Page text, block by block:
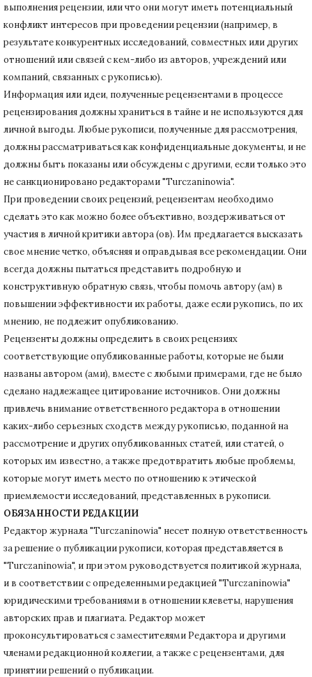
выполнения рецензии, или что они могут иметь потенциальный
конфликт интересов при проведении рецензии (например, в
результате конкурентных исследований, совместных или других
отношений или связей с кем-либо из авторов, учреждений или
компаний, связанных с рукописью).
Информация или идеи, полученные рецензентами в процессе
рецензирования должны храниться в тайне и не используются для
личной выгоды. Любые рукописи, полученные для рассмотрения,
должны рассматриваться как конфиденциальные документы, и не
должны быть показаны или обсуждены с другими, если только это
не санкционировано редакторами "Turczaninowia".
При проведении своих рецензий, рецензентам необходимо
сделать это как можно более объективно, воздерживаться от
участия в личной критики автора (ов). Им предлагается высказать
свое мнение четко, объясняя и оправдывая все рекомендации. Они
всегда должны пытаться представить подробную и
конструктивную обратную связь, чтобы помочь автору (ам) в
повышении эффективности их работы, даже если рукопись, по их
мнению, не подлежит опубликованию.
Рецензенты должны определить в своих рецензиях
соответствующие опубликованные работы, которые не были
названы автором (ами), вместе с любыми примерами, где не было
сделано надлежащее цитирование источников. Они должны
привлечь внимание ответственного редактора в отношении
каких-либо серьезных сходств между рукописью, поданной на
рассмотрение и других опубликованных статей, или статей, о
которых им известно, а также предотвратить любые проблемы,
которые могут иметь место по отношению к этической
приемлемости исследований, представленных в рукописи.
ОБЯЗАННОСТИ РЕДАКЦИИ
Редактор журнала "Turczaninowia" несет полную ответственность
за решение о публикации рукописи, которая представляется в
"Turczaninowia", и при этом руководствуется политикой журнала,
и в соответствии с определенными редакцией "Turczaninowia"
юридическими требованиями в отношении клеветы, нарушения
авторских прав и плагиата. Редактор может
проконсультироваться с заместителями Редактора и другими
членами редакционной коллегии, а также с рецензентами, для
принятии решений о публикации.